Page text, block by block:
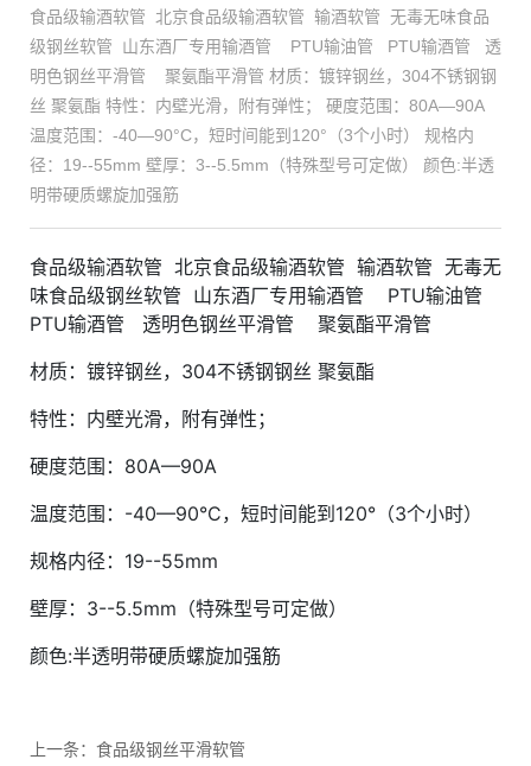
食品级输酒软管 北京食品级输酒软管 输酒软管 无毒无味食品
级钢丝软管 山东酒厂专用输酒管 PTU输油管 PTU输酒管 透
明色钢丝平滑管 聚氨酯平滑管 材质：镀锌钢丝，304不锈钢钢
丝 聚氨酯 特性：内壁光滑，附有弹性； 硬度范围：80A—90A
温度范围：-40—90°C，短时间能到120°（3个小时） 规格内
径：19--55mm 壁厚：3--5.5mm（特殊型号可定做） 颜色:半透
明带硬质螺旋加强筋
食品级输酒软管 北京食品级输酒软管 输酒软管 无毒无
味食品级钢丝软管 山东酒厂专用输酒管 PTU输油管
PTU输酒管 透明色钢丝平滑管 聚氨酯平滑管
材质：镀锌钢丝，304不锈钢钢丝 聚氨酯
特性：内壁光滑，附有弹性；
硬度范围：80A—90A
温度范围：-40—90°C，短时间能到120°（3个小时）
规格内径：19--55mm
壁厚：3--5.5mm（特殊型号可定做）
颜色:半透明带硬质螺旋加强筋
上一条： 食品级钢丝平滑软管